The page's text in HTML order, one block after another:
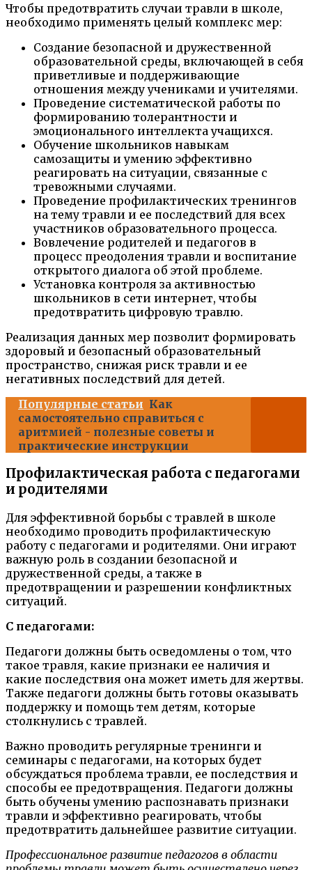
Чтобы предотвратить случаи травли в школе,
необходимо применять целый комплекс мер:
Создание безопасной и дружественной
образовательной среды, включающей в себя
приветливые и поддерживающие
отношения между учениками и учителями.
Проведение систематической работы по
формированию толерантности и
эмоционального интеллекта учащихся.
Обучение школьников навыкам
самозащиты и умению эффективно
реагировать на ситуации, связанные с
тревожными случаями.
Проведение профилактических тренингов
на тему травли и ее последствий для всех
участников образовательного процесса.
Вовлечение родителей и педагогов в
процесс преодоления травли и воспитание
открытого диалога об этой проблеме.
Установка контроля за активностью
школьников в сети интернет, чтобы
предотвратить цифровую травлю.
Реализация данных мер позволит формировать
здоровый и безопасный образовательный
пространство, снижая риск травли и ее
негативных последствий для детей.
Популярные статьи Как
самостоятельно справиться с
аритмией - полезные советы и
практические инструкции
Профилактическая работа с педагогами
и родителями
Для эффективной борьбы с травлей в школе
необходимо проводить профилактическую
работу с педагогами и родителями. Они играют
важную роль в создании безопасной и
дружественной среды, а также в
предотвращении и разрешении конфликтных
ситуаций.
С педагогами:
Педагоги должны быть осведомлены о том, что
такое травля, какие признаки ее наличия и
какие последствия она может иметь для жертвы.
Также педагоги должны быть готовы оказывать
поддержку и помощь тем детям, которые
столкнулись с травлей.
Важно проводить регулярные тренинги и
семинары с педагогами, на которых будет
обсуждаться проблема травли, ее последствия и
способы ее предотвращения. Педагоги должны
быть обучены умению распознавать признаки
травли и эффективно реагировать, чтобы
предотвратить дальнейшее развитие ситуации.
Профессиональное развитие педагогов в области